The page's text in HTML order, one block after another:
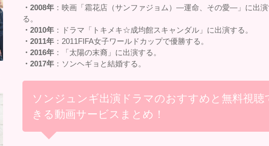
・2008年 ：映画「霜花店（サンファジョム）―運命、その愛―」に出
る。
・2010年 ：ドラマ「トキメキ☆成均館スキャンダル」に出演する。
・2011年 ：2011FIFA女子ワールドカップで優勝する。
・2016年 ：「太陽の末裔」に出演する。
・2017年 ：ソンヘギョと結婚する。
ソンジュンギ出演ドラマのおすすめと無料視聴
きる動画サービスまとめ！